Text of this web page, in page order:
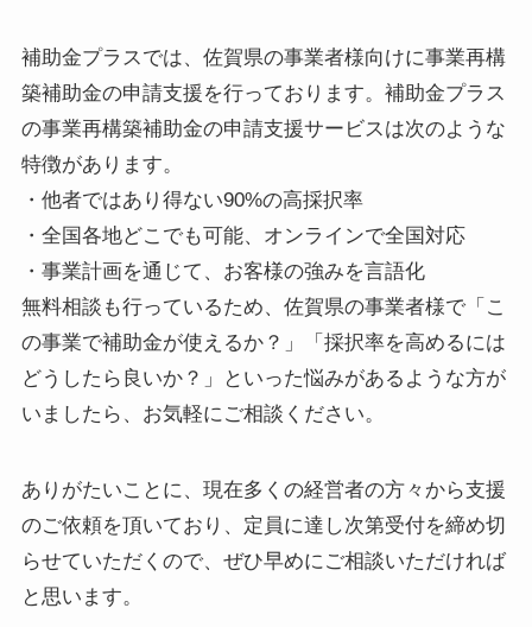
補助金プラスでは、佐賀県の事業者様向けに事業再構
築補助金の申請支援を行っております。補助金プラス
の事業再構築補助金の申請支援サービスは次のような
特徴があります。
・他者ではあり得ない90%の高採択率
・全国各地どこでも可能、オンラインで全国対応
・事業計画を通じて、お客様の強みを言語化
無料相談も行っているため、佐賀県の事業者様で「こ
の事業で補助金が使えるか？」「採択率を高めるには
どうしたら良いか？」といった悩みがあるような方が
いましたら、お気軽にご相談ください。
ありがたいことに、現在多くの経営者の方々から支援
のご依頼を頂いており、定員に達し次第受付を締め切
らせていただくので、ぜひ早めにご相談いただければ
と思います。